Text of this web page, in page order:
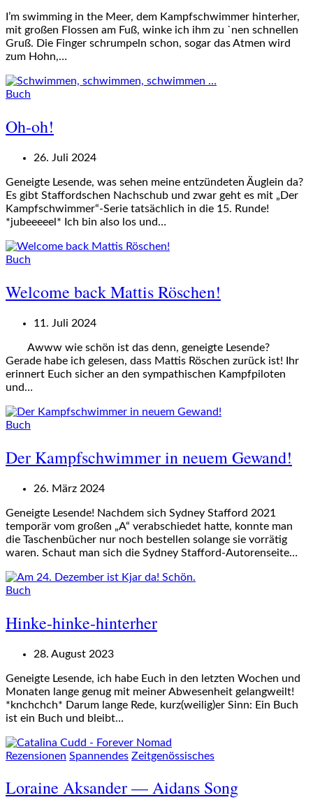
I’m swimming in the Meer, dem Kampfschwimmer hinterher,
mit großen Flossen am Fuß, winke ich ihm zu `nen schnellen
Gruß. Die Finger schrumpeln schon, sogar das Atmen wird
zum Hohn,…
Buch
Oh-oh!
26. Juli 2024
Geneigte Lesende, was sehen meine entzündeten Äuglein da?
Es gibt Staffordschen Nachschub und zwar geht es mit „Der
Kampfschwimmer“-Serie tatsächlich in die 15. Runde!
*jubeeeeel* Ich bin also los und…
Buch
Welcome back Mattis Röschen!
11. Juli 2024
Awww wie schön ist das denn, geneigte Lesende?
Gerade habe ich gelesen, dass Mattis Röschen zurück ist! Ihr
erinnert Euch sicher an den sympathischen Kampfpiloten
und…
Buch
Der Kampfschwimmer in neuem Gewand!
26. März 2024
Geneigte Lesende! Nachdem sich Sydney Stafford 2021
temporär vom großen „A“ verabschiedet hatte, konnte man
die Taschenbücher nur noch bestellen solange sie vorrätig
waren. Schaut man sich die Sydney Stafford-Autorenseite…
Buch
Hinke-hinke-hinterher
28. August 2023
Geneigte Lesende, ich habe Euch in den letzten Wochen und
Monaten lange genug mit meiner Abwesenheit gelangweilt!
*knchchch* Darum lange Rede, kurz(weilig)er Sinn: Ein Buch
ist ein Buch und bleibt…
Rezensionen Spannendes Zeitgenössisches
Loraine Aksander — Aidans Song